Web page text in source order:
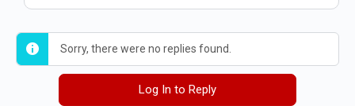
Sorry, there were no replies found.
Log In to Reply